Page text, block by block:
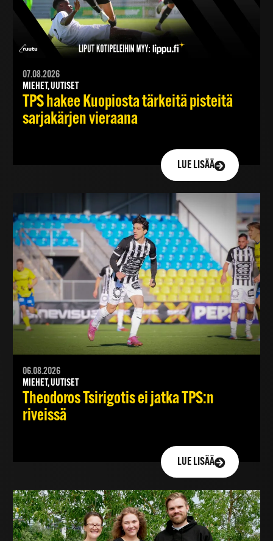
07.08.2026
MIEHET, UUTISET
TPS hakee Kuopiosta tärkeitä pisteitä
sarjakärjen vieraana
LUE LISÄÄ
06.08.2026
MIEHET, UUTISET
Theodoros Tsirigotis ei jatka TPS:n
riveissä
LUE LISÄÄ